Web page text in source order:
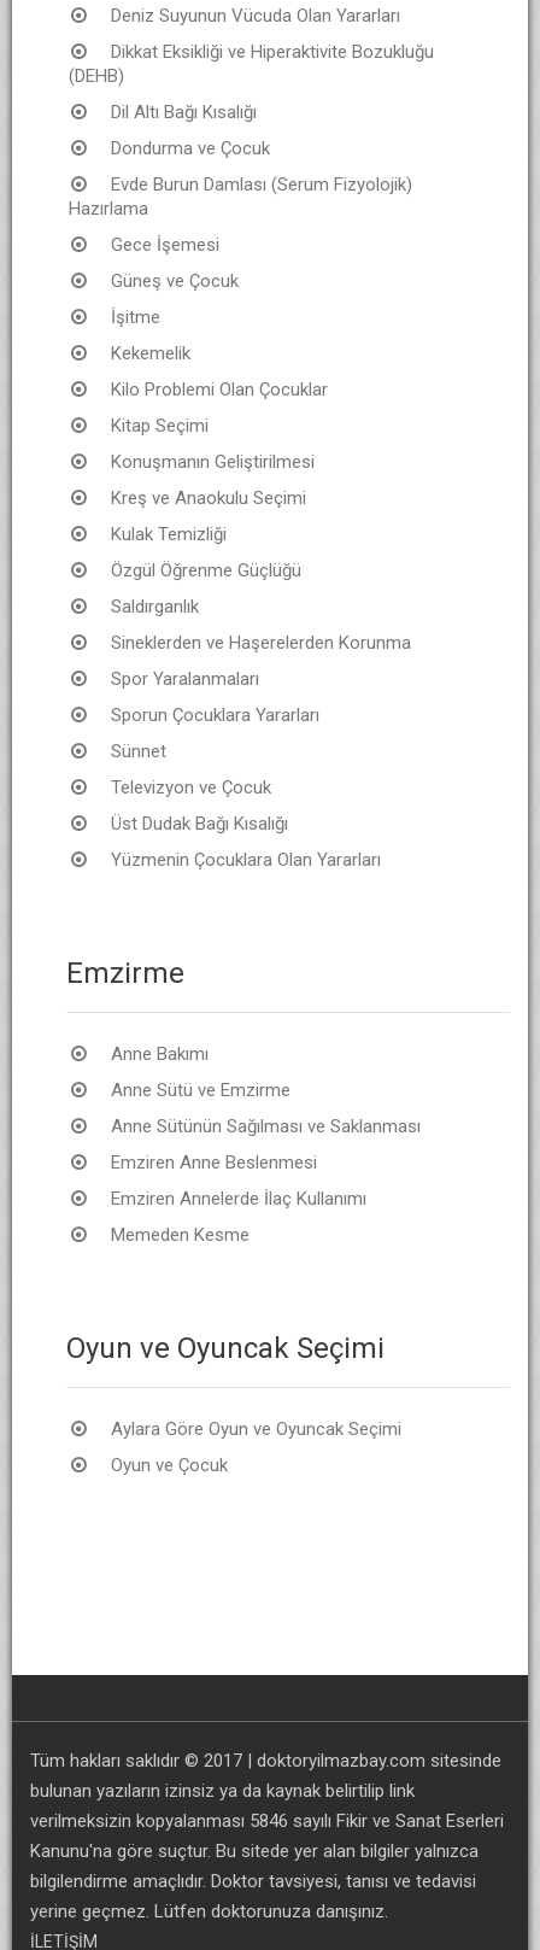
Deniz Suyunun Vücuda Olan Yararları
Dikkat Eksikliği ve Hiperaktivite Bozukluğu
(DEHB)
Dil Altı Bağı Kısalığı
Dondurma ve Çocuk
Evde Burun Damlası (Serum Fizyolojik)
Hazırlama
Gece İşemesi
Güneş ve Çocuk
İşitme
Kekemelik
Kilo Problemi Olan Çocuklar
Kitap Seçimi
Konuşmanın Geliştirilmesi
Kreş ve Anaokulu Seçimi
Kulak Temizliği
Özgül Öğrenme Güçlüğü
Saldırganlık
Sineklerden ve Haşerelerden Korunma
Spor Yaralanmaları
Sporun Çocuklara Yararları
Sünnet
Televizyon ve Çocuk
Üst Dudak Bağı Kısalığı
Yüzmenin Çocuklara Olan Yararları
Emzirme
Anne Bakımı
Anne Sütü ve Emzirme
Anne Sütünün Sağılması ve Saklanması
Emziren Anne Beslenmesi
Emziren Annelerde İlaç Kullanımı
Memeden Kesme
Oyun ve Oyuncak Seçimi
Aylara Göre Oyun ve Oyuncak Seçimi
Oyun ve Çocuk
Tüm hakları saklıdır © 2017 | doktoryilmazbay.com sitesinde
bulunan yazıların izinsiz ya da kaynak belirtilip link
verilmeksizin kopyalanması 5846 sayılı Fikir ve Sanat Eserleri
Kanunu'na göre suçtur. Bu sitede yer alan bilgiler yalnızca
bilgilendirme amaçlıdır. Doktor tavsiyesi, tanısı ve tedavisi
yerine geçmez. Lütfen doktorunuza danışınız.
İLETİŞİM